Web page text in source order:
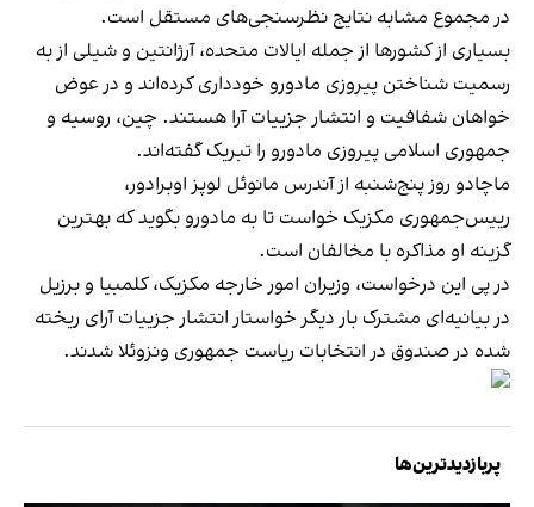
در مجموع مشابه نتایج نظرسنجی‌های مستقل است.
بسیاری از کشورها از جمله ایالات متحده، آرژانتین و شیلی از به
رسمیت شناختن پیروزی مادورو خودداری کرده‌اند و در عوض
خواهان شفافیت و انتشار جزییات آرا هستند. چین، روسیه و
جمهوری اسلامی پیروزی مادورو را تبریک گفته‌اند.
ماچادو روز پنج‌شنبه از آندرس مانوئل لوپز اوبرادور،
رییس‌جمهوری مکزیک خواست تا به مادورو بگوید که بهترین
گزینه او مذاکره با مخالفان است.
در پی این درخواست، وزیران امور خارجه مکزیک، کلمبیا و برزیل
در بیانیه‌ای مشترک بار دیگر خواستار انتشار جزییات آرای ریخته
شده در صندوق در انتخابات ریاست جمهوری ونزوئلا شدند.
پربازدیدترین‌ها